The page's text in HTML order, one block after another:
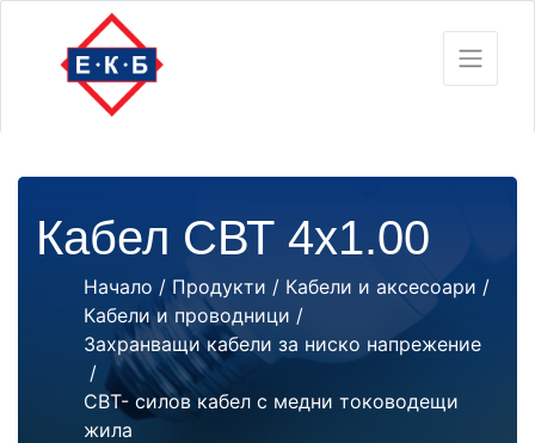
Кабел СВТ 4х1.00
Начало / Продукти / Кабели и аксесоари /
Кабели и проводници /
Захранващи кабели за ниско напрежение
/
СВТ- силов кабел с медни тоководещи
жила